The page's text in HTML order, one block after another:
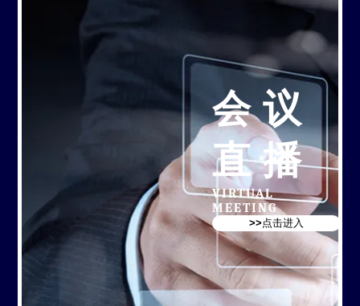
嘉
会议
直播
VIRTUAL
MEETING
>>点击进入